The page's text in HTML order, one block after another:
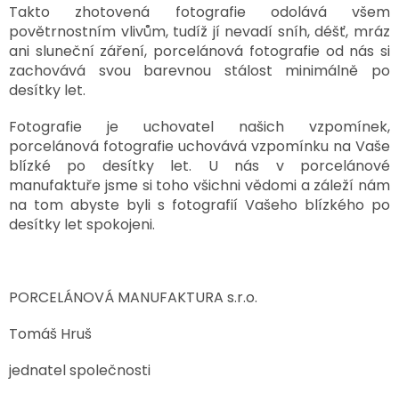
SPOLUPRÁCE
S
PARTNERY
Výměna
vrácení
zboží
Napište
nám
CZK
/
Takto zhotovená fotografie odolává všem
povětrnostním vlivům, tudíž jí nevadí sníh, déšť, mráz
ani sluneční záření, porcelánová fotografie od nás si
zachovává svou barevnou stálost minimálně po
desítky let.
Fotografie je uchovatel našich vzpomínek,
porcelánová fotografie uchovává vzpomínku na Vaše
blízké po desítky let. U nás v porcelánové
manufaktuře jsme si toho všichni vědomi a záleží nám
na tom abyste byli s fotografií Vašeho blízkého po
desítky let spokojeni.
PORCELÁNOVÁ MANUFAKTURA s.r.o.
Tomáš Hruš
jednatel společnosti